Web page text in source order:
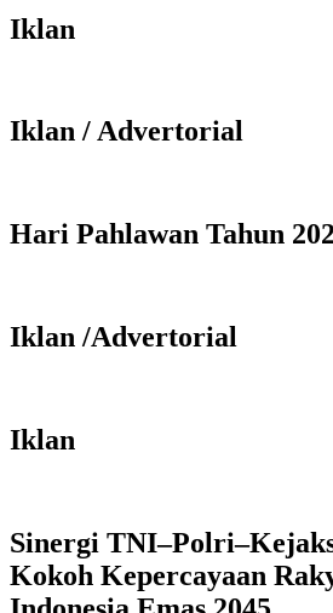
Iklan
Iklan / Advertorial
Hari Pahlawan Tahun
Iklan /Advertorial
Iklan
Sinergi
Kokoh Kepercayaan